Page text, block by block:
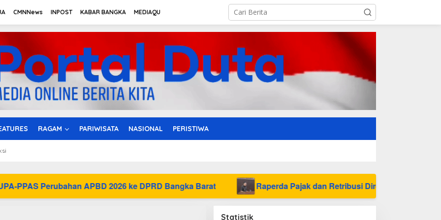
CMNNews INPOST KABAR BANGKA MEDIAQU
RAGAM PARIWISATA NASIONAL PERISTIWA
APBD 2026 ke DPRD Bangka Barat Raperda Pajak dan Retribusi Direvisi, Bangka Barat Tambah Objek
Statistik